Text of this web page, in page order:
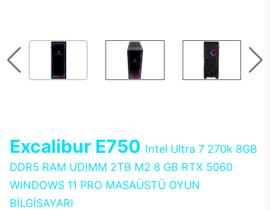
Excalibur E750 Intel Ultra 7 270k 8GB
DDR5 RAM UDIMM 2TB M2 8 GB RTX 5060
WINDOWS 11 PRO MASAÜSTÜ OYUN
BİLGİSAYARI